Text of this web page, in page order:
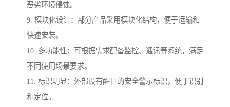
恶劣环境侵蚀。
9. 模块化设计：部分产品采用模块化结构，便于运输和
快速安装。
10. 多功能性：可根据需求配备监控、通讯等系统，满足
不同使用场景要求。
11. 标识明显：外部设有醒目的安全警示标识，便于识别
和定位。